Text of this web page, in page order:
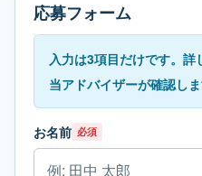
応募フォーム
入力は3項目だけです。
当アドバイザーが確認しま
お名前 必須